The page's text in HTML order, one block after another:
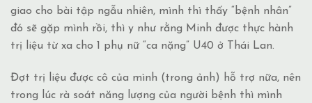
giao cho bài tập ngẫu nhiên, mình thì thấy “bệnh nhân”
đó sẽ gặp mình rồi, thì y như rằng Minh được thực hành
trị liệu từ xa cho 1 phụ nữ “ca nặng” U40 ở Thái Lan.
Đợt trị liệu được cô của mình (trong ảnh) hỗ trợ nữa, nên
trong lúc rà soát năng lượng của người bệnh thì mình